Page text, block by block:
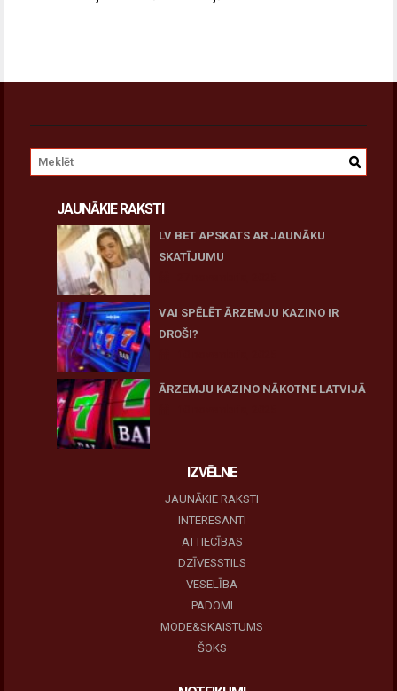
JAUNĀKIE RAKSTI
LV BET APSKATS AR JAUNĀKU
SKATĪJUMU
VAI SPĒLĒT ĀRZEMJU KAZINO IR
DROŠI?
ĀRZEMJU KAZINO NĀKOTNE LATVIJĀ
IZVĒLNE
JAUNĀKIE RAKSTI
INTERESANTI
ATTIECĪBAS
DZĪVESSTILS
VESELĪBA
PADOMI
MODE&SKAISTUMS
ŠOKS